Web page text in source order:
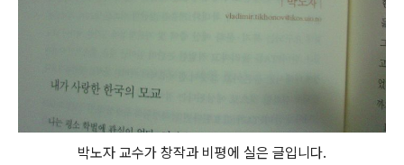
박노자 교수가 창작과 비평에 실은 글입니다.